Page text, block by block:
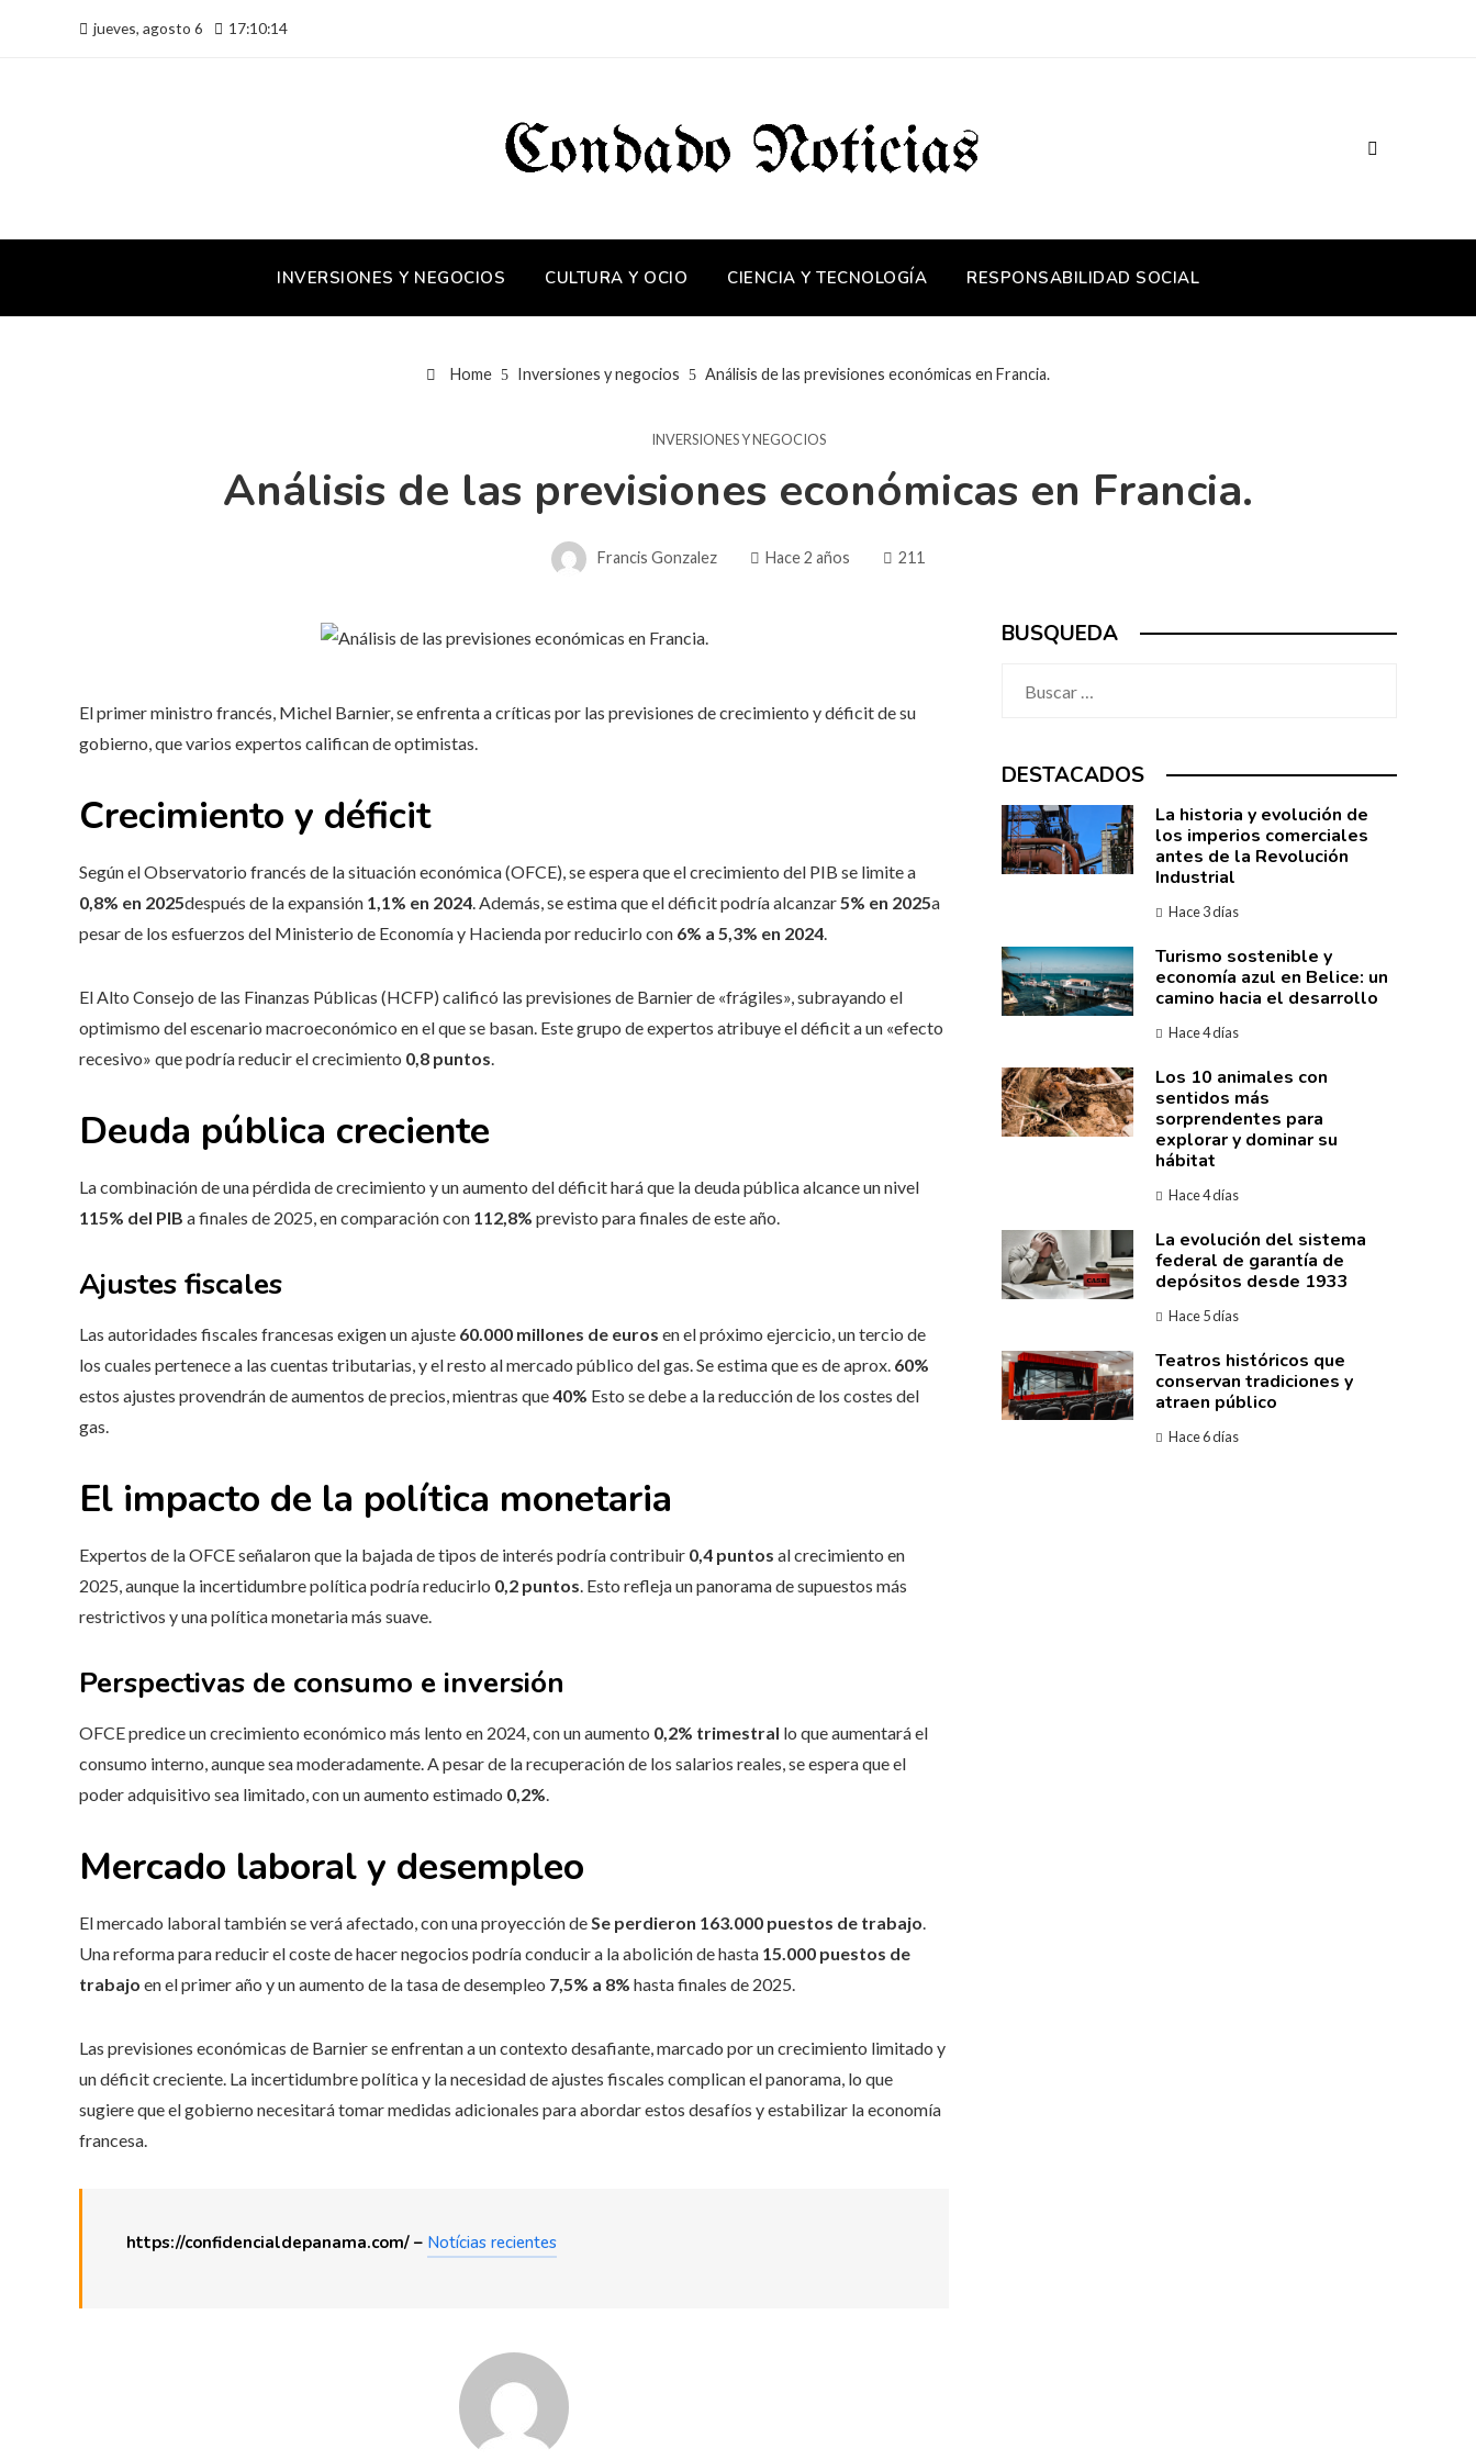
jueves, agosto 6 17:10:15
INVERSIONES Y NEGOCIOS CULTURA Y OCIO CIENCIA Y TECNOLOGÍA RESPONSABILIDAD SOCIAL
Home Inversiones y negocios Análisis de las previsiones económicas en Francia.
INVERSIONES Y NEGOCIOS
Análisis de las previsiones económicas en Francia.
Francis Gonzalez Hace 2 años 211
El primer ministro francés, Michel Barnier, se enfrenta a críticas por las previsiones de crecimiento y déficit de su
gobierno, que varios expertos califican de optimistas.
Crecimiento y déficit
Según el Observatorio francés de la situación económica (OFCE), se espera que el crecimiento del PIB se limite a
0,8% en 2025después de la expansión 1,1% en 2024. Además, se estima que el déficit podría alcanzar5% en 2025a
pesar de los esfuerzos del Ministerio de Economía y Hacienda por reducirlo con 6% a 5,3% en 2024.
El Alto Consejo de las Finanzas Públicas (HCFP) calificó las previsiones de Barnier de «frágiles», subrayando el
optimismo del escenario macroeconómico en el que se basan. Este grupo de expertos atribuye el déficit a un «efecto
recesivo» que podría reducir el crecimiento 0,8 puntos.
Deuda pública creciente
La combinación de una pérdida de crecimiento y un aumento del déficit hará que la deuda pública alcance un nivel
115% del PIB a finales de 2025, en comparación con 112,8% previsto para finales de este año.
Ajustes fiscales
Las autoridades fiscales francesas exigen un ajuste 60.000 millones de euros en el próximo ejercicio, un tercio de
los cuales pertenece a las cuentas tributarias, y el resto al mercado público del gas. Se estima que es de aprox. 60%
estos ajustes provendrán de aumentos de precios, mientras que40% Esto se debe a la reducción de los costes del
gas.
El impacto de la política monetaria
Expertos de la OFCE señalaron que la bajada de tipos de interés podría contribuir 0,4 puntos al crecimiento en
2025, aunque la incertidumbre política podría reducirlo 0,2 puntos. Esto refleja un panorama de supuestos más
restrictivos y una política monetaria más suave.
Perspectivas de consumo e inversión
OFCE predice un crecimiento económico más lento en 2024, con un aumento 0,2% trimestral lo que aumentará el
consumo interno, aunque sea moderadamente. A pesar de la recuperación de los salarios reales, se espera que el
poder adquisitivo sea limitado, con un aumento estimado 0,2%.
Mercado laboral y desempleo
El mercado laboral también se verá afectado, con una proyección deSe perdieron 163.000 puestos de trabajo.
Una reforma para reducir el coste de hacer negocios podría conducir a la abolición de hasta 15.000 puestos de
trabajo en el primer año y un aumento de la tasa de desempleo 7,5% a 8% hasta finales de 2025.
Las previsiones económicas de Barnier se enfrentan a un contexto desafiante, marcado por un crecimiento limitado y
un déficit creciente. La incertidumbre política y la necesidad de ajustes fiscales complican el panorama, lo que
sugiere que el gobierno necesitará tomar medidas adicionales para abordar estos desafíos y estabilizar la economía
francesa.
https://confidencialdepanama.com/ – Notícias recientes
BUSQUEDA
DESTACADOS
La historia y evolución de
los imperios comerciales
antes de la Revolución
Industrial
Hace 3 días
Turismo sostenible y
economía azul en Belice: un
camino hacia el desarrollo
Hace 4 días
Los 10 animales con
sentidos más
sorprendentes para
explorar y dominar su
hábitat
Hace 4 días
La evolución del sistema
federal de garantía de
depósitos desde 1933
Hace 5 días
Teatros históricos que
conservan tradiciones y
atraen público
Hace 6 días